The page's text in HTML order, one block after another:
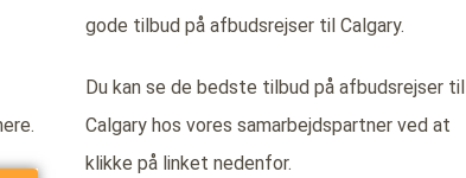
gode tilbud på afbudsrejser til Calgary.
Du kan se de bedste tilbud på afbudsrejser til
Calgary hos vores samarbejdspartner ved at
klikke på linket nedenfor.